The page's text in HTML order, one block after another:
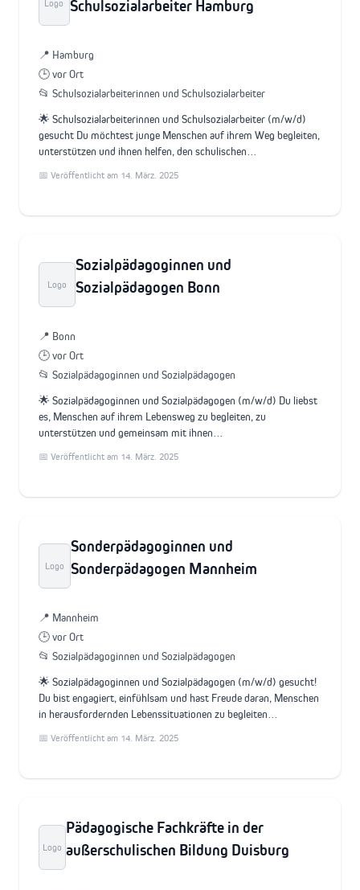
Logo Schulsozialarbeiter Hamburg
📍 Hamburg
🕒 vor Ort
📂 Schulsozialarbeiterinnen und Schulsozialarbeiter
🌟 Schulsozialarbeiterinnen und Schulsozialarbeiter (m/w/d)
gesucht Du möchtest junge Menschen auf ihrem Weg begleiten,
unterstützen und ihnen helfen, den schulischen…
📅 Veröffentlicht am 14. März. 2025
Logo
Sozialpädagoginnen und
Sozialpädagogen Bonn
📍 Bonn
🕒 vor Ort
📂 Sozialpädagoginnen und Sozialpädagogen
🌟 Sozialpädagoginnen und Sozialpädagogen (m/w/d) Du liebst
es, Menschen auf ihrem Lebensweg zu begleiten, zu
unterstützen und gemeinsam mit ihnen…
📅 Veröffentlicht am 14. März. 2025
Logo
Sonderpädagoginnen und
Sonderpädagogen Mannheim
📍 Mannheim
🕒 vor Ort
📂 Sozialpädagoginnen und Sozialpädagogen
🌟 Sozialpädagoginnen und Sozialpädagogen (m/w/d) gesucht!
Du bist engagiert, einfühlsam und hast Freude daran, Menschen
in herausfordernden Lebenssituationen zu begleiten…
📅 Veröffentlicht am 14. März. 2025
Logo
Pädagogische Fachkräfte in der
außerschulischen Bildung Duisburg